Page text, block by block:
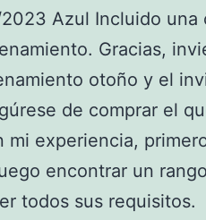
Azul Incluido una
Gracias,
otoño y el
de comprar el
mi experiencia,
encontrar un
todos sus requisitos.